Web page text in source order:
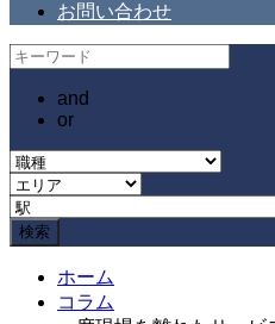
お問い合わせ
and
or
ホーム
コラム